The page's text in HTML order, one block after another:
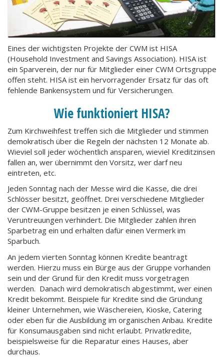
Eines der wichtigsten Projekte der CWM ist HISA
(Household Investment and Savings Association). HISA ist
ein Sparverein, der nur für Mitglieder einer CWM Ortsgruppe
offen steht. HISA ist ein hervorragender Ersatz für das oft
fehlende Bankensystem und für Versicherungen.
Wie funktioniert HISA?
Zum Kirchweihfest treffen sich die Mitglieder und stimmen
demokratisch über die Regeln der nächsten 12 Monate ab.
Wieviel soll jeder wöchentlich ansparen, wieviel Kreditzinsen
fallen an, wer übernimmt den Vorsitz, wer darf neu
eintreten, etc.
Jeden Sonntag nach der Messe wird die Kasse, die drei
Schlösser besitzt, geöffnet. Drei verschiedene Mitglieder
der CWM-Gruppe besitzen je einen Schlüssel, was
Veruntreuungen verhindert. Die Mitglieder zahlen ihren
Sparbetrag ein und erhalten dafür einen Vermerk im
Sparbuch.
An jedem vierten Sonntag können Kredite beantragt
werden. Hierzu muss ein Bürge aus der Gruppe vorhanden
sein und der Grund für den Kredit muss vorgetragen
werden. Danach wird demokratisch abgestimmt, wer einen
Kredit bekommt. Beispiele für Kredite sind die Gründung
kleiner Unternehmen, wie Wäschereien, Kioske, Catering
oder eben für die Ausbildung im organischen Anbau. Kredite
für Konsumausgaben sind nicht erlaubt. Privatkredite,
beispielsweise für die Reparatur eines Hauses, aber
durchaus.